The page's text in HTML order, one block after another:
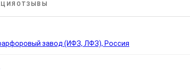
ОТЗЫВЫ
завод (ИФЗ, ЛФЗ), Россия